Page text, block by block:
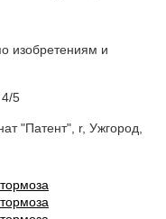
изобретениям и
5
"Патент", r, Ужгород,